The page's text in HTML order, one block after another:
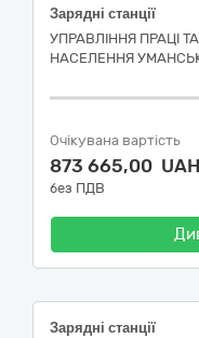
Зарядні станції
УПРАВЛІННЯ ПРАЦІ
НАСЕЛЕННЯ
Очікувана вартість
873 665,00 UAH
без ПДВ
Зарядні станції